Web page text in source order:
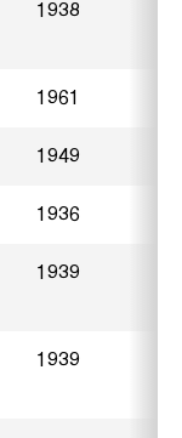
1938
1961
1949
1936
1939
1939